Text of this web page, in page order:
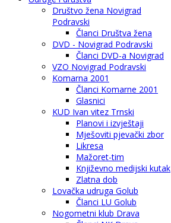
Društvo žena Novigrad
Podravski
Članci Društva žena
DVD - Novigrad Podravski
Članci DVD-a Novigrad
VZO Novigrad Podravski
Komarna 2001
Članci Komarne 2001
Glasnici
KUD Ivan vitez Trnski
Planovi i izvještaji
Mješoviti pjevački zbor
Likresa
Mažoret-tim
Književno medijski kutak
Zlatna dob
Lovačka udruga Golub
Članci LU Golub
Nogometni klub Drava